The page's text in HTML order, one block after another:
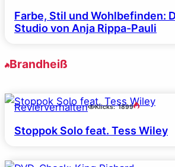
Farbe, Stil und Wohlbefinden:
Studio von Anja Rippa-Pauli
Brandheiß
Revierverhalten Klicks: 1899
Stoppok Solo feat. Tess Wiley